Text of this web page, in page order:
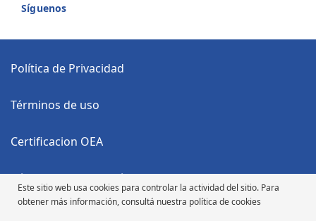
Este sitio web usa cookies para controlar la actividad del sitio. Para
obtener más información, consultá nuestra política de cookies
Síguenos
Política de Privacidad
Términos de uso
Certificacion OEA
Código Anticorrupción